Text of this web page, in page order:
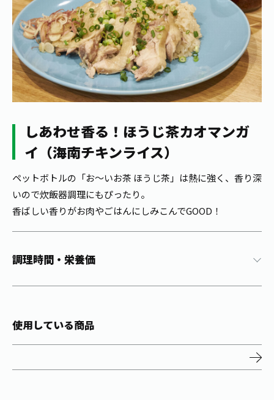
TULLY'S COFFEE
1日分の野菜
商品情報
ブランドから探す
カテゴリーから探す
安全・安心への取組み
お茶のいれ方
動画ギャラリー
レシピ集
お茶百科キッズ
茶殻リサイクルシステム
ウェルネスフォーラム
体験・イベント
見学・体験
工場見学
お茶の複合型博物館
食育・イベント
新俳句大賞
未来の桜プロジェクト
店舗・通販
店舗・通販
伊藤園の店舗トップ
茶寮伊藤園
店舗検索
通信販売トップ
THE ITOEN
Inner CHARM
Crazy Jasmine
お客様相談室
企業情報 GLOBAL
しあわせ香る！ほうじ茶カオマンガ
イ（海南チキンライス）
ペットボトルの「お～いお茶 ほうじ茶」は熱に強く、香り深
いので炊飯器調理にもぴったり。
香ばしい香りがお肉やごはんにしみこんでGOOD！
調理時間・栄養価
使用している商品